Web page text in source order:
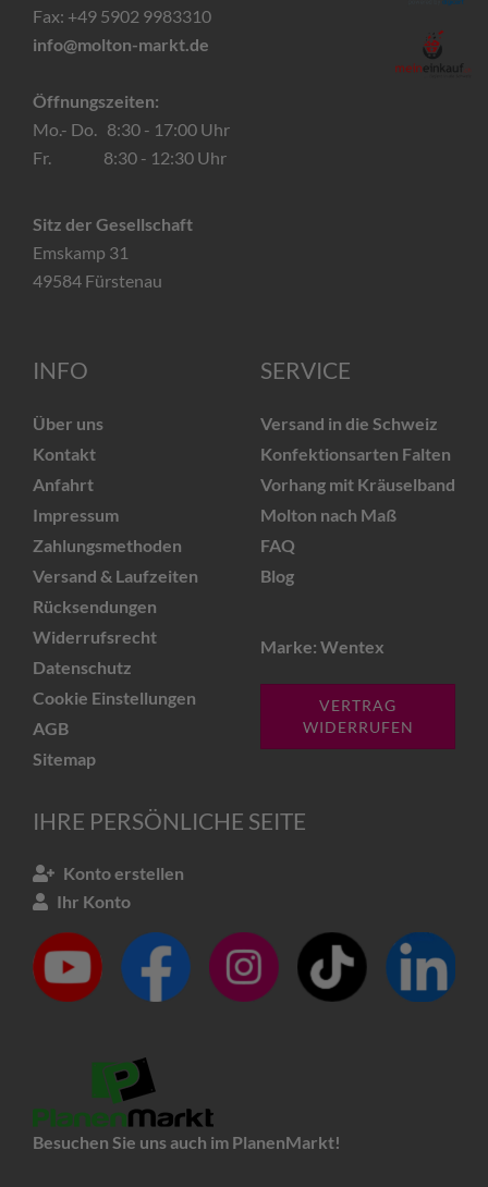
Fax: +49 5902 9983310
info@molton-markt.de
Öffnungszeiten:
Mo.- Do. 8:30 - 17:00 Uhr
Fr. 8:30 - 12:30 Uhr
Sitz der Gesellschaft
Emskamp 31
49584 Fürstenau
INFO
Über uns
Kontakt
Anfahrt
Impressum
Zahlungsmethoden
Versand & Laufzeiten
Rücksendungen
Widerrufsrecht
Datenschutz
Cookie Einstellungen
AGB
Sitemap
SERVICE
Versand in die Schweiz
Konfektionsarten Falten
Vorhang mit Kräuselband
Molton nach Maß
FAQ
Blog
Marke: Wentex
VERTRAG
WIDERRUFEN
IHRE PERSÖNLICHE SEITE
Konto erstellen
Ihr Konto
Besuchen Sie uns auch im PlanenMarkt!